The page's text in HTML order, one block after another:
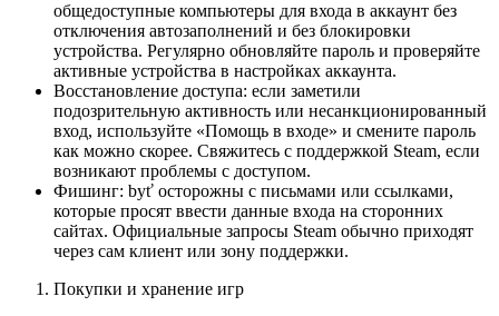
общедоступные компьютеры для входа в аккаунт без
отключения автозаполнений и без блокировки
устройства. Регулярно обновляйте пароль и проверяйте
активные устройства в настройках аккаунта.
Восстановление доступа: если заметили
подозрительную активность или несанкционированный
вход, используйте «Помощь в входе» и смените пароль
как можно скорее. Свяжитесь с поддержкой Steam, если
возникают проблемы с доступом.
Фишинг: byť осторожны с письмами или ссылками,
которые просят ввести данные входа на сторонних
сайтах. Официальные запросы Steam обычно приходят
через сам клиент или зону поддержки.
Покупки и хранение игр